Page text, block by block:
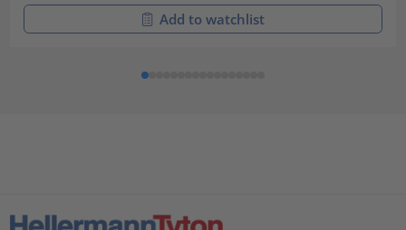
Add to watchlist